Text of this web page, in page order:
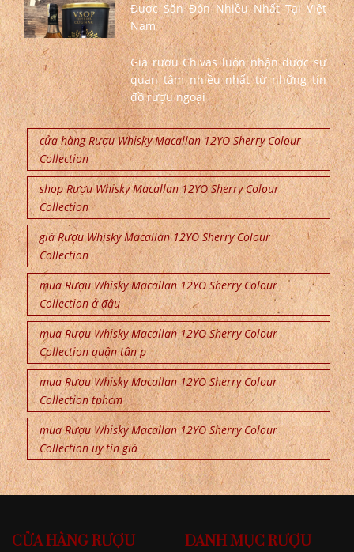
Được Săn Đón Nhiều Nhất Tại Việt
Nam
Giá rượu Chivas luôn nhận được sự
quan tâm nhiều nhất từ những tín
đồ rượu ngoại
cửa hàng Rượu Whisky Macallan 12YO Sherry Colour
Collection
shop Rượu Whisky Macallan 12YO Sherry Colour
Collection
giá Rượu Whisky Macallan 12YO Sherry Colour
Collection
mua Rượu Whisky Macallan 12YO Sherry Colour
Collection ở đâu
mua Rượu Whisky Macallan 12YO Sherry Colour
Collection quận tân p
mua Rượu Whisky Macallan 12YO Sherry Colour
Collection tphcm
mua Rượu Whisky Macallan 12YO Sherry Colour
Collection uy tín giá
CỬA HÀNG RƯỢU
DANH MỤC RƯỢU